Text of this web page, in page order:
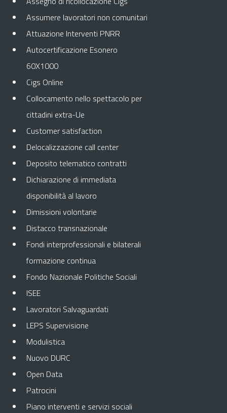
Assumere lavoratori non comunitari
Attuazione Interventi PNRR
Autocertificazione Esonero
60X1000
Cigs Online
Collocamento nello spettacolo per
cittadini extra-Ue
Customer satisfaction
Delocalizzazione call center
Deposito telematico contratti
Dichiarazione di immediata
disponibilità al lavoro
Dimissioni volontarie
Distacco transnazionale
Fondi interprofessionali e bilaterali
formazione continua
Fondo Nazionale Politiche Sociali
ISEE
Lavoratori Salvaguardati
LEPS Supervisione
Modulistica
Nuovo DURC
Open Data
Patrocini
Piano interventi e servizi sociali